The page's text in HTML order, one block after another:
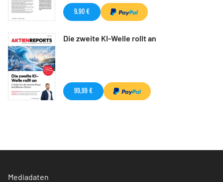
9,90 €
Die zweite KI-Welle rollt an
99,99 €
Mediadaten